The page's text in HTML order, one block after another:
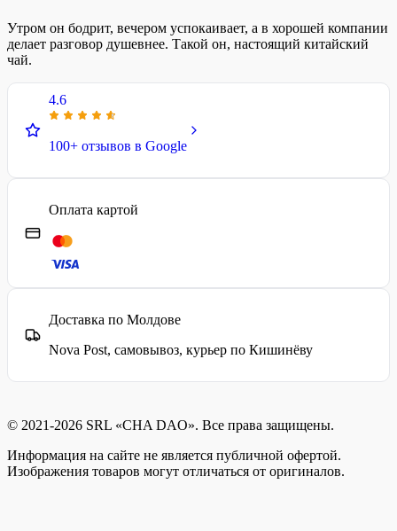
Утром он бодрит, вечером успокаивает, а в хорошей компании
делает разговор душевнее. Такой он, настоящий китайский
чай.
4.6
100+ отзывов в Google
Оплата картой
Доставка по Молдове
Nova Post, самовывоз, курьер по Кишинёву
© 2021-2026 SRL «CHA DAO». Все права защищены.
Информация на сайте не является публичной офертой.
Изображения товаров могут отличаться от оригиналов.